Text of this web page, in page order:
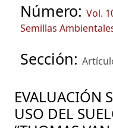
Número: Vol.
Semillas
Sección:
EVALUACIÓN
USO DEL